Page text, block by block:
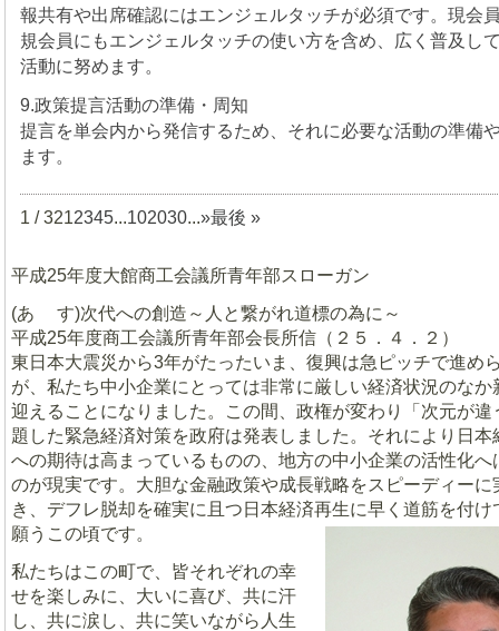
報共有や出席確認にはエンジェルタッチが必須です。現会
規会員にもエンジェルタッチの使い方を含め、広く普及し
活動に努めます。
9.政策提言活動の準備・周知
提言を単会内から発信するため、それに必要な活動の準備
ます。
1 / 3212345...102030...»最後 »
平成25年度大館商工会議所青年部スローガン
(あ す)次代への創造～人と繋がれ道標の為に～
平成25年度商工会議所青年部会長所信（２５．４．２）
東日本大震災から3年がたったいま、復興は急ピッチで進め
が、私たち中小企業にとっては非常に厳しい経済状況のなか
迎えることになりました。この間、政権が変わり「次元が違
題した緊急経済対策を政府は発表しました。それにより日本
への期待は高まっているものの、地方の中小企業の活性化へ
のが現実です。大胆な金融政策や成長戦略をスピーディーに
き、デフレ脱却を確実に且つ日本経済再生に早く道筋を付け
願うこの頃です。
私たちはこの町で、皆それぞれの幸
せを楽しみに、大いに喜び、共に汗
し、共に涙し、共に笑いながら人生